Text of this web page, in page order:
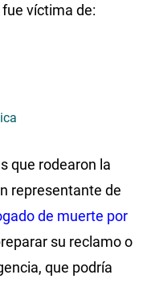
víctima de:
que rodearon la
representante de
de muerte por
su reclamo o
que podría